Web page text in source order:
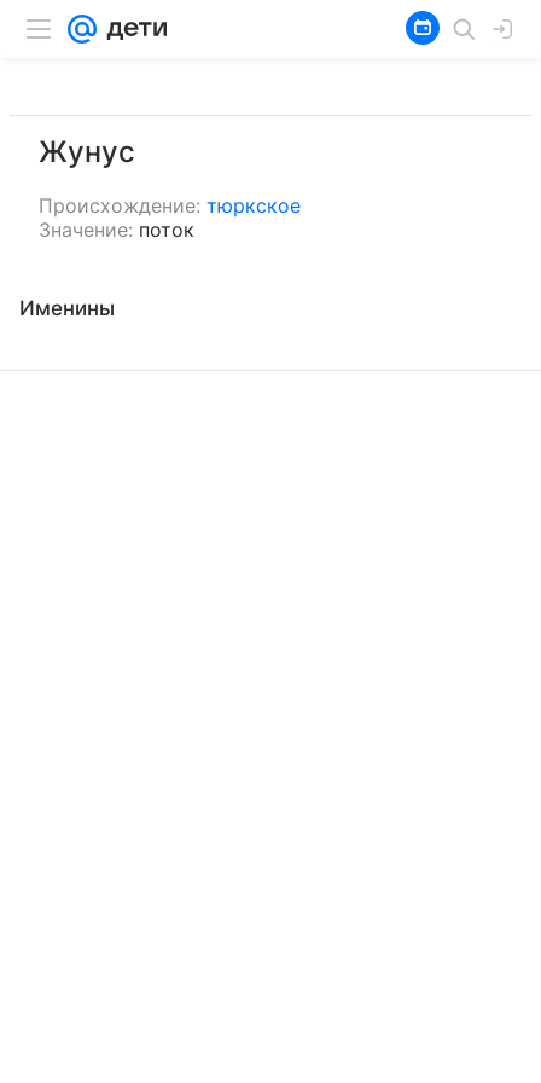
Жунус
Происхождение: тюркское
Значение: поток
Именины